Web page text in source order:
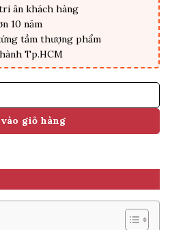
ân khách hàng
10 năm
tầm thượng phẩm
Tp.HCM
Nước Cốt Gà số lượng
giỏ hàng